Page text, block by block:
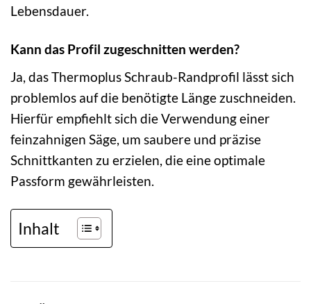
Lebensdauer.
Kann das Profil zugeschnitten werden?
Ja, das Thermoplus Schraub-Randprofil lässt sich
problemlos auf die benötigte Länge zuschneiden.
Hierfür empfiehlt sich die Verwendung einer
feinzahnigen Säge, um saubere und präzise
Schnittkanten zu erzielen, die eine optimale
Passform gewährleisten.
Inhalt